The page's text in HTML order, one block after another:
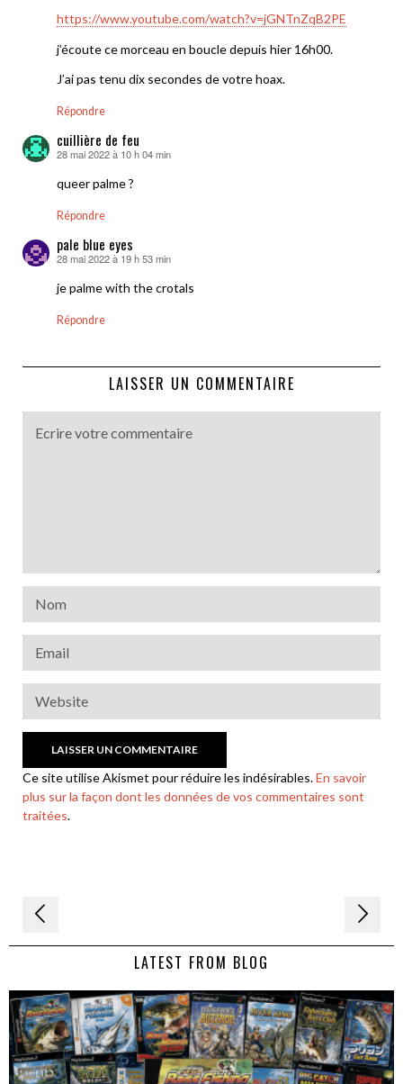
https://www.youtube.com/watch?v=jGNTnZqB2PE
j’écoute ce morceau en boucle depuis hier 16h00.
J’ai pas tenu dix secondes de votre hoax.
Répondre
cuillière de feu
dit :
28 mai 2022 à 10 h 04 min
queer palme ?
Répondre
pale blue eyes
dit :
28 mai 2022 à 19 h 53 min
je palme with the crotals
Répondre
LAISSER UN COMMENTAIRE
Ce site utilise Akismet pour réduire les indésirables.En savoir
plus sur la façon dont les données de vos commentaires sont
traitées.
Navigation
de LATEST FROM BLOG